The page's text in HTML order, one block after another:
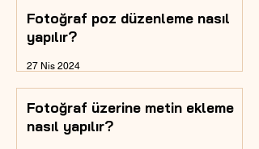
Fotoğraf poz düzenleme nasıl
yapılır?
27 Nis 2024
Fotoğraf üzerine metin ekleme
nasıl yapılır?